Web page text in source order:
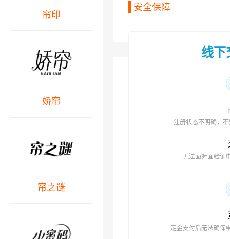
安全保障
线下
注册状态不明确，
无法面对面验证
定金支付后无法确保
帘印
娇帘
帘之谜